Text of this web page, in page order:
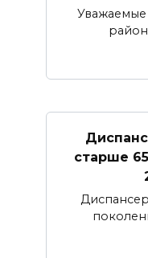
Уважаемые
старше